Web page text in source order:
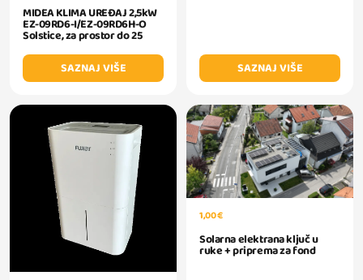
MIDEA KLIMA UREĐAJ 2,5kW
EZ-09RD6-I/EZ-09RD6H-O
Solstice, za prostor do 25
SAZNAJ VIŠE
SAZNAJ VIŠE
1,00 €
Solarna elektrana ključ u
ruke + priprema za fond